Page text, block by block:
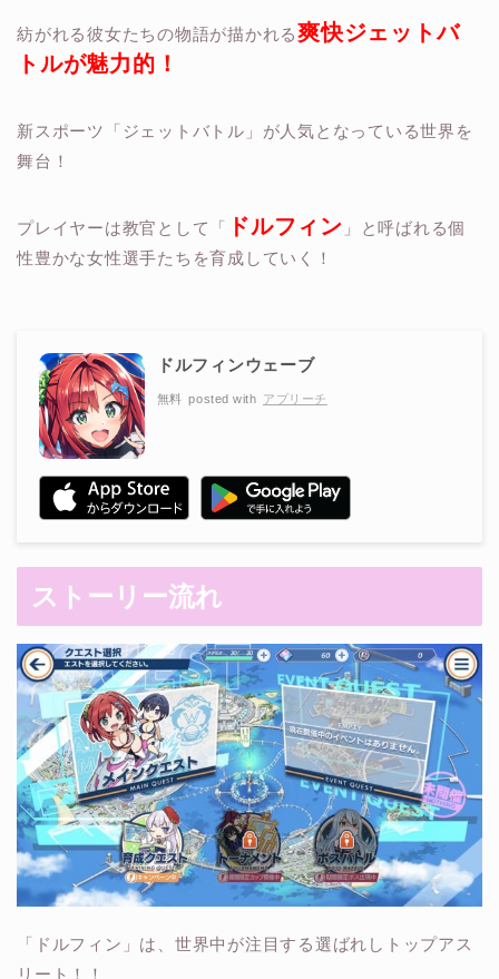
紡がれる彼女たちの物語が描かれる爽快ジェットバ
トルが魅力的！
新スポーツ「ジェットバトル」が人気となっている世界を
舞台！
プレイヤーは教官として「 ドルフィン 」と呼ばれる個
性豊かな女性選手たちを育成していく！
ドルフィンウェーブ
無料 posted with アプリーチ
ストーリー流れ
「ドルフィン」は、世界中が注目する選ばれしトップアス
リート！！